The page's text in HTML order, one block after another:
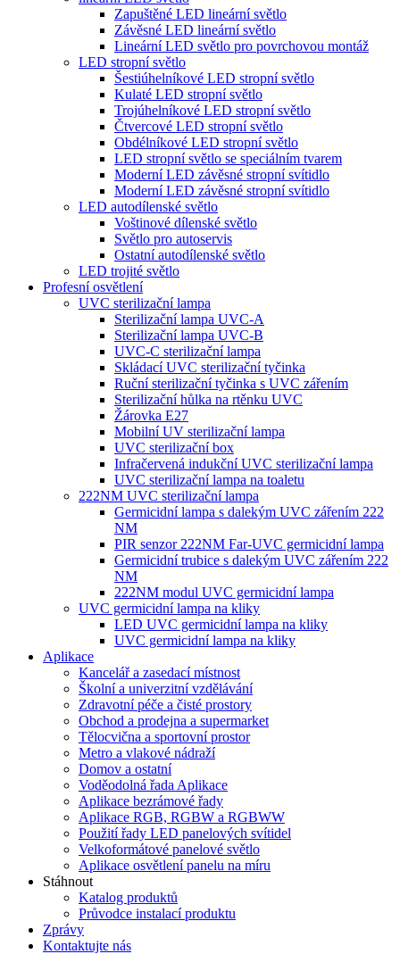
Zapuštěné LED lineární světlo
Závěsné LED lineární světlo
Lineární LED světlo pro povrchovou montáž
LED stropní světlo
Šestiúhelníkové LED stropní světlo
Kulaté LED stropní světlo
Trojúhelníkové LED stropní světlo
Čtvercové LED stropní světlo
Obdélníkové LED stropní světlo
LED stropní světlo se speciálním tvarem
Moderní LED závěsné stropní svítidlo
Moderní LED závěsné stropní svítidlo
LED autodílenské světlo
Voštinové dílenské světlo
Světlo pro autoservis
Ostatní autodílenské světlo
LED trojité světlo
Profesní osvětlení
UVC sterilizační lampa
Sterilizační lampa UVC-A
Sterilizační lampa UVC-B
UVC-C sterilizační lampa
Skládací UVC sterilizační tyčinka
Ruční sterilizační tyčinka s UVC zářením
Sterilizační hůlka na rtěnku UVC
Žárovka E27
Mobilní UV sterilizační lampa
UVC sterilizační box
Infračervená indukční UVC sterilizační lampa
UVC sterilizační lampa na toaletu
222NM UVC sterilizační lampa
Germicidní lampa s dalekým UVC zářením 222
NM
PIR senzor 222NM Far-UVC germicidní lampa
Germicidní trubice s dalekým UVC zářením 222
NM
222NM modul UVC germicidní lampa
UVC germicidní lampa na kliky
LED UVC germicidní lampa na kliky
UVC germicidní lampa na kliky
Aplikace
Kancelář a zasedací místnost
Školní a univerzitní vzdělávání
Zdravotní péče a čisté prostory
Obchod a prodejna a supermarket
Tělocvična a sportovní prostor
Metro a vlakové nádraží
Domov a ostatní
Voděodolná řada Aplikace
Aplikace bezrámové řady
Aplikace RGB, RGBW a RGBWW
Použití řady LED panelových svítidel
Velkoformátové panelové světlo
Aplikace osvětlení panelu na míru
Stáhnout
Katalog produktů
Průvodce instalací produktu
Zprávy
Kontaktujte nás